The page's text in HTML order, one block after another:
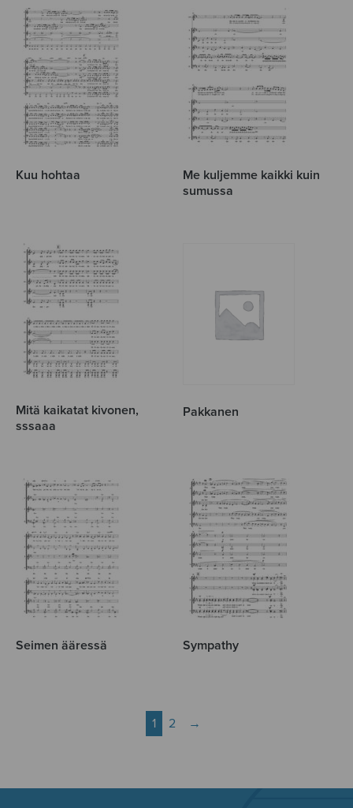
Kuu hohtaa
Me kuljemme kaikki kuin
sumussa
Mitä kaikatat kivonen,
sssaaa
Pakkanen
Seimen ääressä Sympathy
1 2 →